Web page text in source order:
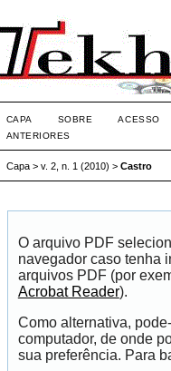
CAPA SOBRE
ACESSO
ANTERIORES
Capa> v. 2, n. 1 (2010) > Castro
O arquivo PDF
navegador caso tenha
arquivos PDF (por
Acrobat Reader).
Como alternativa,
computador, de onde
sua preferência. Para